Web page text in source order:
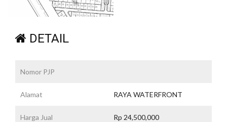
DETAIL
Nomor PJP
Alamat RAYA WATERFRONT
Harga Jual Rp 24,500,000